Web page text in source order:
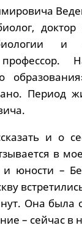
и
Период
и о
в
и юности –
Она была
– сейчас в